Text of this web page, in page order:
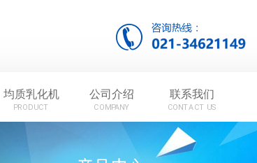
均质乳化机
PRODUCT
公司介绍
COMPANY
联系我们
CONTACT US